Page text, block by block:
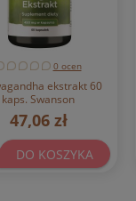
0 ocen
ekstrakt 60
kaps. Swanson
47,06 zł
DO KOSZYKA